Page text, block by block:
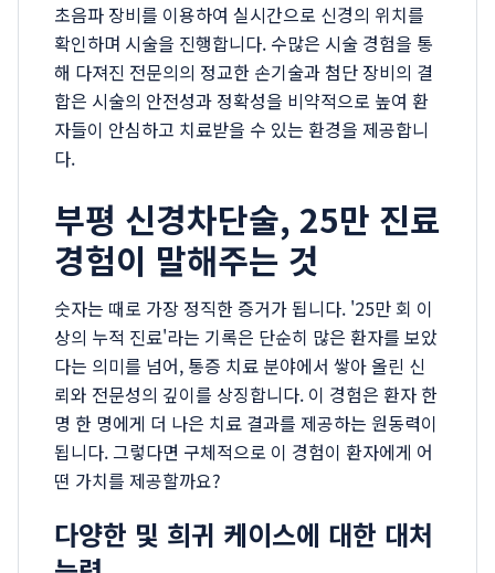
초음파 장비를 이용하여 실시간으로 신경의 위치를
확인하며 시술을 진행합니다. 수많은 시술 경험을 통
해 다져진 전문의의 정교한 손기술과 첨단 장비의 결
합은 시술의 안전성과 정확성을 비약적으로 높여 환
자들이 안심하고 치료받을 수 있는 환경을 제공합니
다.
부평 신경차단술, 25만 진료
경험이 말해주는 것
숫자는 때로 가장 정직한 증거가 됩니다. '25만 회 이
상의 누적 진료'라는 기록은 단순히 많은 환자를 보았
다는 의미를 넘어, 통증 치료 분야에서 쌓아 올린 신
뢰와 전문성의 깊이를 상징합니다. 이 경험은 환자 한
명 한 명에게 더 나은 치료 결과를 제공하는 원동력이
됩니다. 그렇다면 구체적으로 이 경험이 환자에게 어
떤 가치를 제공할까요?
다양한 및 희귀 케이스에 대한 대처